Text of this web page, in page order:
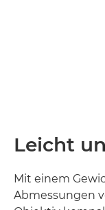
Leicht
Mit einem
Abmessungen